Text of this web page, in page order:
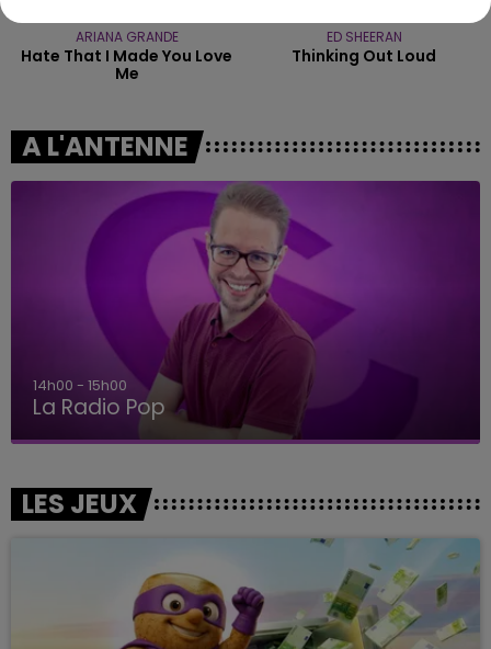
ARIANA GRANDE
Hate That I Made You Love
Me
ED SHEERAN
Thinking Out Loud
A L'ANTENNE
14h00 - 15h00
La Radio Pop
LES JEUX